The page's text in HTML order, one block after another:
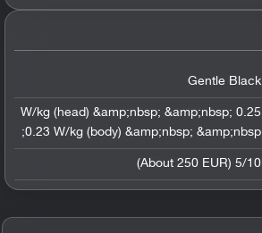
Gentle Black
0.25 W/kg (head) &amp;nbsp; &amp;nbsp;
0.23 W/kg (body) &amp;nbsp; &amp;nbsp;
5/10 (About 250 EUR)